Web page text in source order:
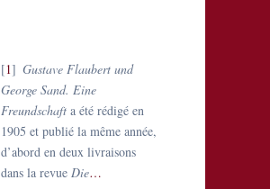
1
Gustave Flaubert und
George Sand. Eine
Freundschafta été rédigé en
1905 et publié la même année,
d’abord en deux livraisons
dans la revue Die…